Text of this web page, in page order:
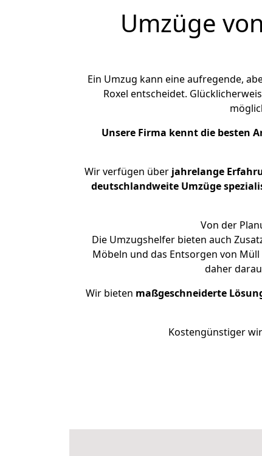
Umzüge
Ein Umzug kann eine aufregende,
Roxel entscheidet.
Unsere Firma kennt die besten
Wir verfügen über jahrelange
deutschlandweite Umzüge
Von der
Die Umzugshelfer bieten auch
Möbeln und das Entsorgen von
daher
Wir bieten maßgeschneiderte
Kostengünstiger